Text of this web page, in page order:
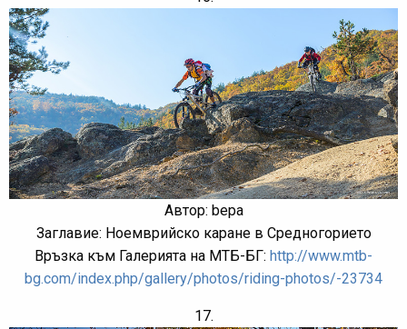
Автор: bepa
Заглавие: Ноемврийско каране в Средногорието
Връзка към Галерията на МТБ-БГ: http://www.mtb-
bg.com/index.php/gallery/photos/riding-photos/-23734
17.